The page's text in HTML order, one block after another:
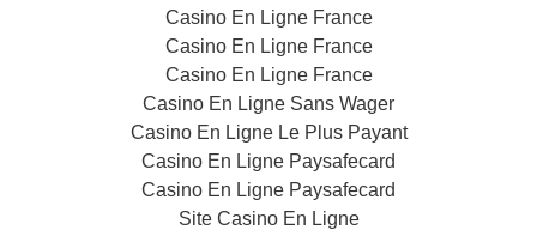
Casino En Ligne France
Casino En Ligne France
Casino En Ligne France
Casino En Ligne Sans Wager
Casino En Ligne Le Plus Payant
Casino En Ligne Paysafecard
Casino En Ligne Paysafecard
Site Casino En Ligne